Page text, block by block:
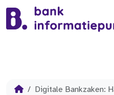
Digitale Bankzaken: